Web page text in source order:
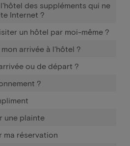
des suppléments qui ne
Internet ?
un hôtel par moi-même ?
arrivée à l'hôtel ?
ou de départ ?
?
une plainte
ma réservation